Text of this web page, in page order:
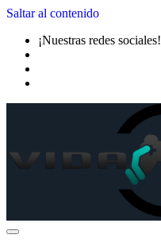
Saltar al contenido
¡Nuestras redes sociales!